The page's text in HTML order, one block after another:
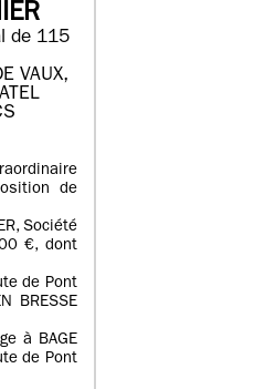
de 115
VAUX,
de
Société
€, dont
de Pont
BRESSE
à BAGE
de Pont